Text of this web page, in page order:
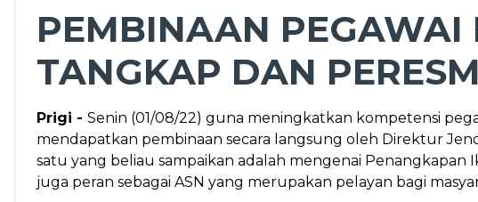
PEMBINAAN PEGAWAI
TANGKAP DAN
Prigi - Senin (01/08/22) guna meningkatkan kompetensi
mendapatkan pembinaan secara langsung oleh Direktur
satu yang beliau sampaikan adalah mengenai
juga peran sebagai ASN yang merupakan pelayan bagi